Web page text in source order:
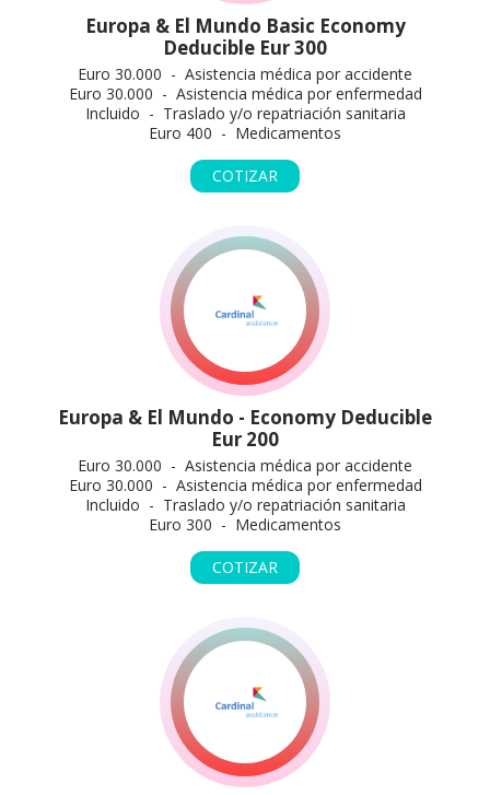
Europa & El Mundo Basic Economy
Deducible Eur 300
Euro 30.000 - Asistencia médica por accidente
Euro 30.000 - Asistencia médica por enfermedad
Incluido - Traslado y/o repatriación sanitaria
Euro 400 - Medicamentos
COTIZAR
Europa & El Mundo - Economy Deducible
Eur 200
Euro 30.000 - Asistencia médica por accidente
Euro 30.000 - Asistencia médica por enfermedad
Incluido - Traslado y/o repatriación sanitaria
Euro 300 - Medicamentos
COTIZAR